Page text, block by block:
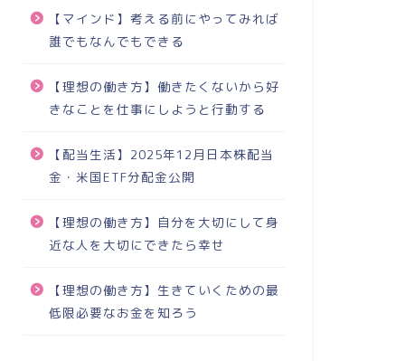
【マインド】考える前にやってみれば
誰でもなんでもできる
【理想の働き方】働きたくないから好
きなことを仕事にしようと行動する
【配当生活】2025年12月日本株配当
金・米国ETF分配金公開
【理想の働き方】自分を大切にして身
近な人を大切にできたら幸せ
【理想の働き方】生きていくための最
低限必要なお金を知ろう